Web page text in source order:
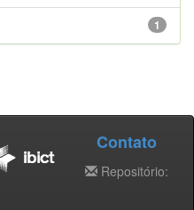
1
Contato
Repositório: